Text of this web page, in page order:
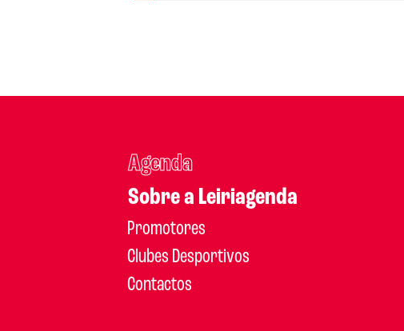
Agenda
Sobre a Leiriagenda
Promotores
Clubes Desportivos
Contactos